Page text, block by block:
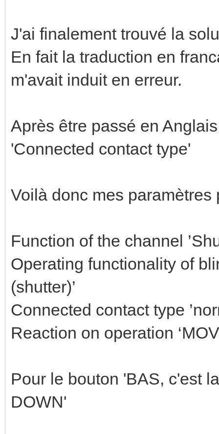
J'ai finalement trouvé la
En fait la traduction en
m'avait induit en erreur.
Après être passé en
'Connected contact type'
Voilà donc mes
Function of the channel
Operating functionality of
(shutter)’
Connected contact type
Reaction on operation
Pour le bouton 'BAS, c'est
DOWN'